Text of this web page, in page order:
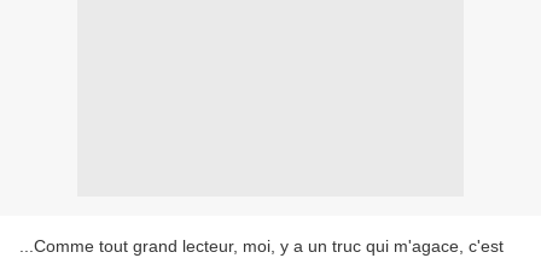
...Comme tout grand lecteur, moi, y a un truc qui m'agace, c'est